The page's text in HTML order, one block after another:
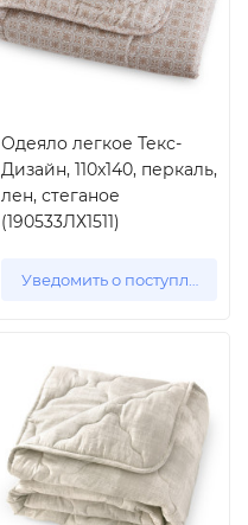
Одеяло легкое Текс-
Дизайн, 110x140, перкаль,
лен, стеганое
(190533ЛХ1511)
Уведомить о поступлении